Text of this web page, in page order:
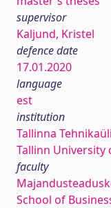
supervisor
Kaljund, Kristel
defence date
17.01.2020
language
est
institution
Tallinna
Tallinn University
faculty
School of